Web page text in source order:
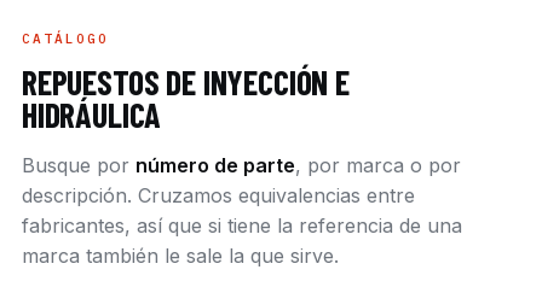
CATÁLOGO
REPUESTOS DE INYECCIÓN E
HIDRÁULICA
Busque por número de parte, por marca o por
descripción. Cruzamos equivalencias entre
fabricantes, así que si tiene la referencia de una
marca también le sale la que sirve.